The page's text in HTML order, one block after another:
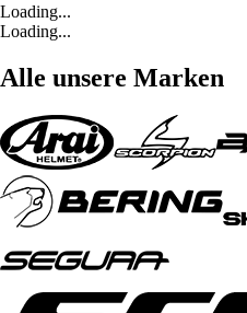
Loading...
Loading...
Alle unsere Marken